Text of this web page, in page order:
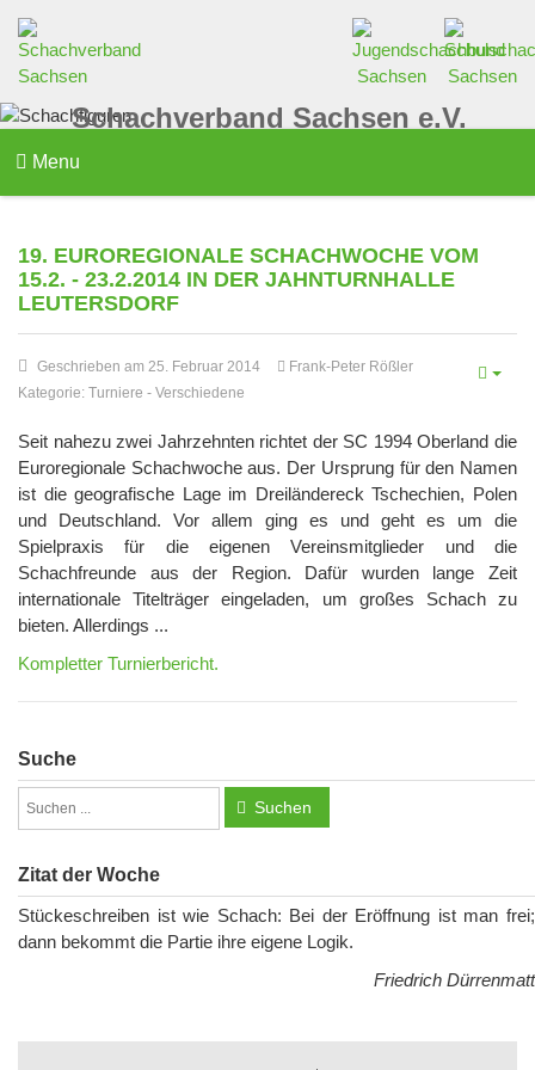
Schachverband Sachsen e.V.
Menu
19. EUROREGIONALE SCHACHWOCHE VOM
15.2. - 23.2.2014 IN DER JAHNTURNHALLE
LEUTERSDORF
Geschrieben am 25. Februar 2014
Frank-Peter Rößler
Kategorie: Turniere - Verschiedene
Seit nahezu zwei Jahrzehnten richtet der SC 1994 Oberland die
Euroregionale Schachwoche aus. Der Ursprung für den Namen
ist die geografische Lage im Dreiländereck Tschechien, Polen
und Deutschland. Vor allem ging es und geht es um die
Spielpraxis für die eigenen Vereinsmitglieder und die
Schachfreunde aus der Region. Dafür wurden lange Zeit
internationale Titelträger eingeladen, um großes Schach zu
bieten. Allerdings ...
Kompletter Turnierbericht.
Suche
Suchen
Zitat der Woche
Stückeschreiben ist wie Schach: Bei der Eröffnung ist man frei;
dann bekommt die Partie ihre eigene Logik.
Friedrich Dürrenmatt